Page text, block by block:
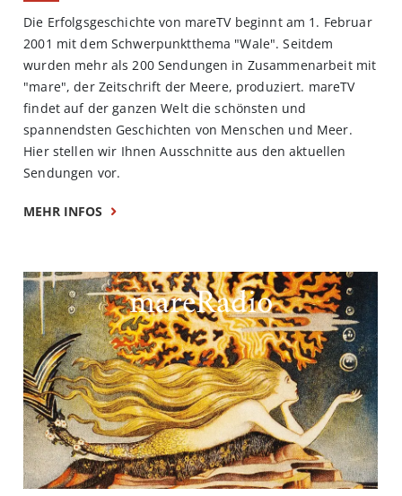
Die Erfolgsgeschichte von mareTV beginnt am 1. Februar
2001 mit dem Schwerpunktthema "Wale". Seitdem
wurden mehr als 200 Sendungen in Zusammenarbeit mit
"mare", der Zeitschrift der Meere, produziert. mareTV
findet auf der ganzen Welt die schönsten und
spannendsten Geschichten von Menschen und Meer.
Hier stellen wir Ihnen Ausschnitte aus den aktuellen
Sendungen vor.
MEHR INFOS
mareRadio